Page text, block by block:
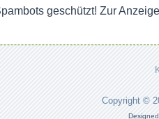
geschützt! Zur
Copyright ©